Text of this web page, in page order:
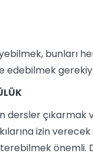
bunları
edebilmek
dersler
izin
önemli.